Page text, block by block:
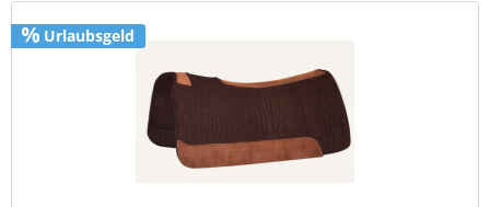
Urlaubsgeld